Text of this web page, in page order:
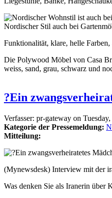
Nordischer Stil auch bei
Funktionalität, klare, helle
Die Polywood Möbel von Casa
weiss, sand, grau, schwarz und
?Ein
Verfasser: pr-gateway on
Kategorie der Pressemeldung:
Mitteilung:
(Mynewsdesk) Interview mit der
Was denken Sie als Iranerin über